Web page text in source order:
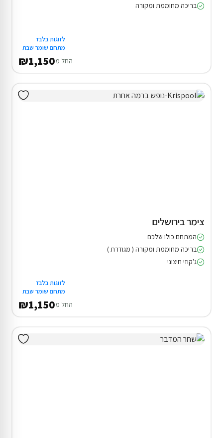
בריכה מחוממת ומקורה
לזוגות בלבד
מתחם שומר שבת
החל מ₪1,150
צימר בירושלים
המתחם כולו שלכם
בריכה מחוממת ומקורה ( מגודרת )
ג'קוזי חיצוני
לזוגות בלבד
מתחם שומר שבת
החל מ₪1,150